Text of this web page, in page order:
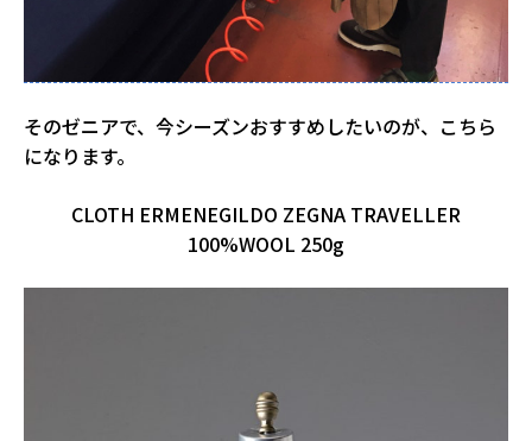
そのゼニアで、今シーズンおすすめしたいのが、こちら
になります。
CLOTH ERMENEGILDO ZEGNA TRAVELLER
100%WOOL 250g